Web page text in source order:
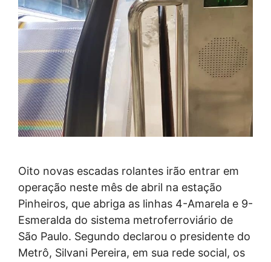
Oito novas escadas rolantes irão entrar em
operação neste mês de abril na estação
Pinheiros, que abriga as linhas 4-Amarela e 9-
Esmeralda do sistema metroferroviário de
São Paulo. Segundo declarou o presidente do
Metrô, Silvani Pereira, em sua rede social, os